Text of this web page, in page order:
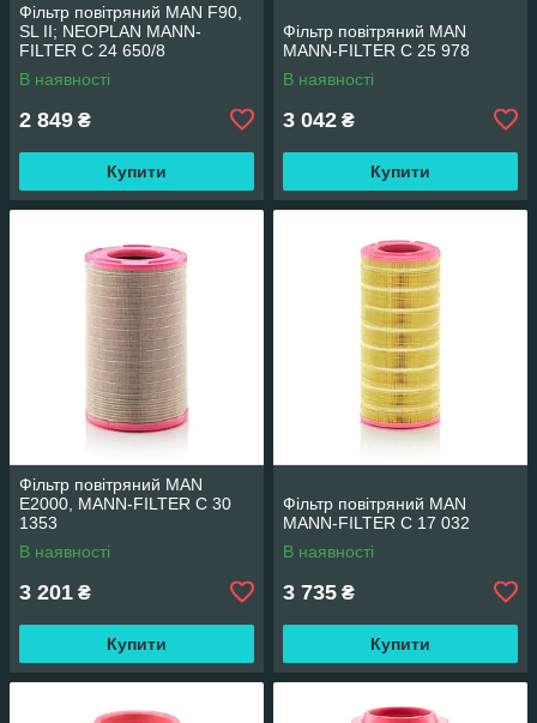
Фільтр повітряний MAN F90,
SL II; NEOPLAN MANN-
FILTER C 24 650/8
В наявності
2 849 ₴
Купити
Фільтр повітряний MAN
MANN-FILTER C 25 978
В наявності
3 042 ₴
Купити
Фільтр повітряний MAN
E2000, MANN-FILTER C 30
1353
В наявності
3 201 ₴
Купити
Фільтр повітряний MAN
MANN-FILTER C 17 032
В наявності
3 735 ₴
Купити